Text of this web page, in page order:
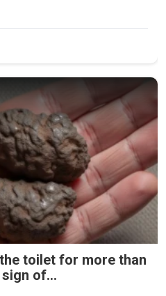
toilet for more than
of...